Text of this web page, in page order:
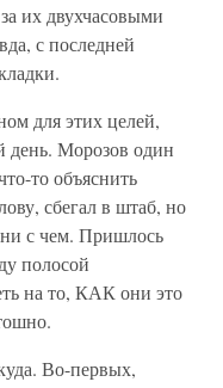
их двухчасовыми
с последней
для этих целей,
день. Морозов один
то объяснить
сбегал в штаб, но
ни с чем. Пришлось
полосой
на то, КАК они это
Во-первых,